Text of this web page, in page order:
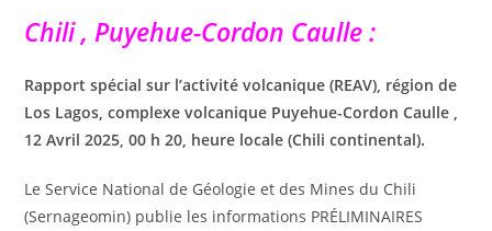
Chili , Puyehue-Cordon Caulle :
Rapport spécial sur l’activité volcanique (REAV), région de
Los Lagos, complexe volcanique Puyehue-Cordon Caulle ,
12 Avril 2025, 00 h 20, heure locale (Chili continental).
Le Service National de Géologie et des Mines du Chili
(Sernageomin) publie les informations PRÉLIMINAIRES